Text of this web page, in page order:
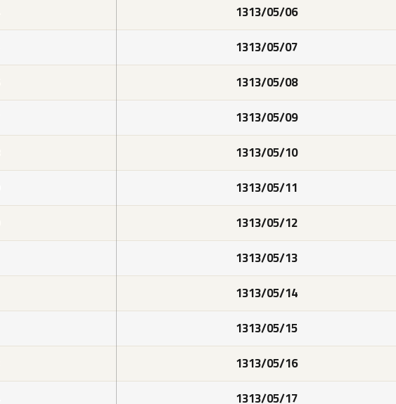
1313/05/06
1313/05/07
1313/05/08
1313/05/09
1313/05/10
1313/05/11
1313/05/12
1313/05/13
1313/05/14
1313/05/15
1313/05/16
1313/05/17